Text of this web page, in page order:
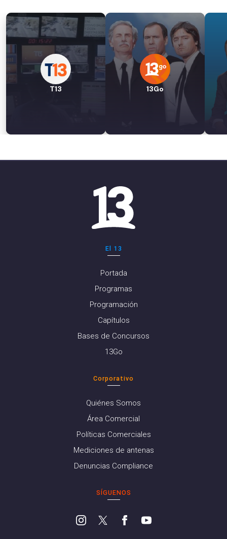
T13 13Go
El 13
Portada
Programas
Programación
Capítulos
Bases de Concursos
13Go
Corporativo
Quiénes Somos
Área Comercial
Políticas Comerciales
Mediciones de antenas
Denuncias Compliance
SÍGUENOS